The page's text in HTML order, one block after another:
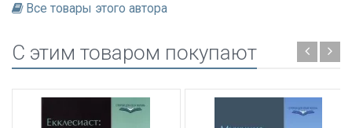
Все товары этого автора
C этим товаром покупают